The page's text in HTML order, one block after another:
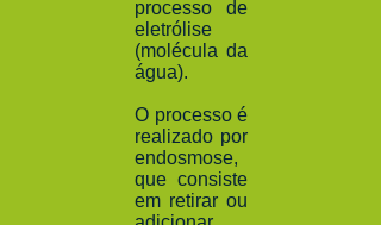
processo de
eletrólise
(molécula da
água).
O processo é
realizado por
endosmose,
que consiste
em retirar ou